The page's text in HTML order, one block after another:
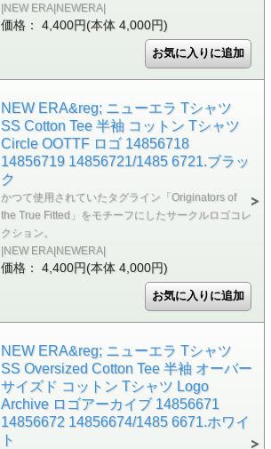
|NEW ERA|NEWERA|
価格： 4,400円(本体 4,000円)
NEW ERA&reg; ニューエラ Tシャツ
SS Cotton Tee 半袖 コットン Tシャツ
Circle OOTTF ロゴ 14856718
14856719 14856721/1485 6721.ブラッ
ク
かつて使用されていたタグライン「Originators of
the True Fitted」をモチーフにしたサークルロゴコレ
クション。
|NEW ERA|NEWERA|
価格： 4,400円(本体 4,000円)
NEW ERA&reg; ニューエラ Tシャツ
SS Oversized Cotton Tee 半袖 オーバー
サイズド コットン Tシャツ Logo
Archive ロゴアーカイブ 14856671
14856672 14856674/1485 6671.ホワイ
ト